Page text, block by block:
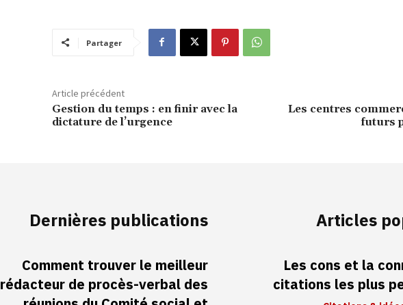
Partager
Article précédent
Gestion du temps : en finir avec la
dictature de l’urgence
Les centres
futurs
Dernières publications
Comment trouver le meilleur
rédacteur de procès-verbal des
Articles
Les cons et la
citations les plus